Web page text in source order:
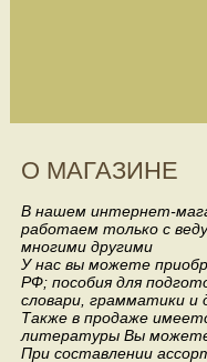
О МАГАЗИНЕ
В нашем интернет-
работаем только с
многими другими
У нас вы можете
РФ; пособия для
словари, грамматики и
Также в продаже
литературы Вы
При составлении